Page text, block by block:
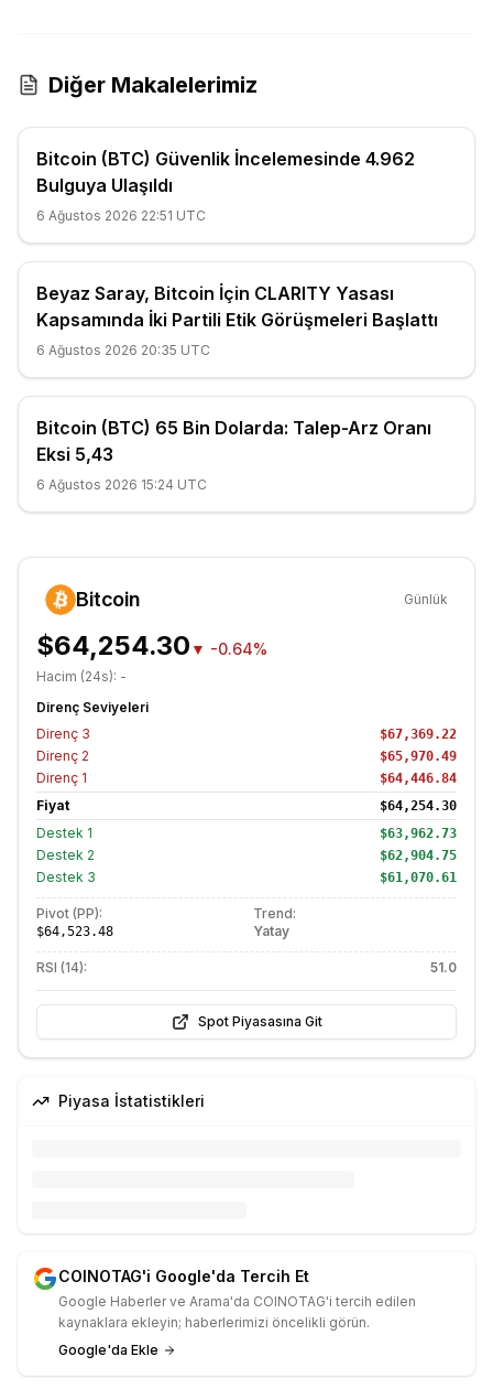
Diğer Makalelerimiz
Bitcoin (BTC) Güvenlik İncelemesinde 4.962
Bulguya Ulaşıldı
6 Ağustos 2026 22:51 UTC
Beyaz Saray, Bitcoin İçin CLARITY Yasası
Kapsamında İki Partili Etik Görüşmeleri Başlattı
6 Ağustos 2026 20:35 UTC
Bitcoin (BTC) 65 Bin Dolarda: Talep-Arz Oranı
Eksi 5,43
6 Ağustos 2026 15:24 UTC
Bitcoin Günlük
$64,254.30 ▼ -0.64%
Hacim (24s): -
Direnç Seviyeleri
Direnç 3 $67,369.22
Direnç 2 $65,970.49
Direnç 1 $64,446.84
Fiyat $64,254.30
Destek 1 $63,962.73
Destek 2 $62,904.75
Destek 3 $61,070.61
Pivot (PP):
$64,523.48
Trend:
Yatay
RSI (14): 51.0
Spot Piyasasına Git
Piyasa İstatistikleri
COINOTAG'i Google'da Tercih Et
Google Haberler ve Arama'da COINOTAG'i tercih edilen
kaynaklara ekleyin; haberlerimizi öncelikli görün.
Google'da Ekle